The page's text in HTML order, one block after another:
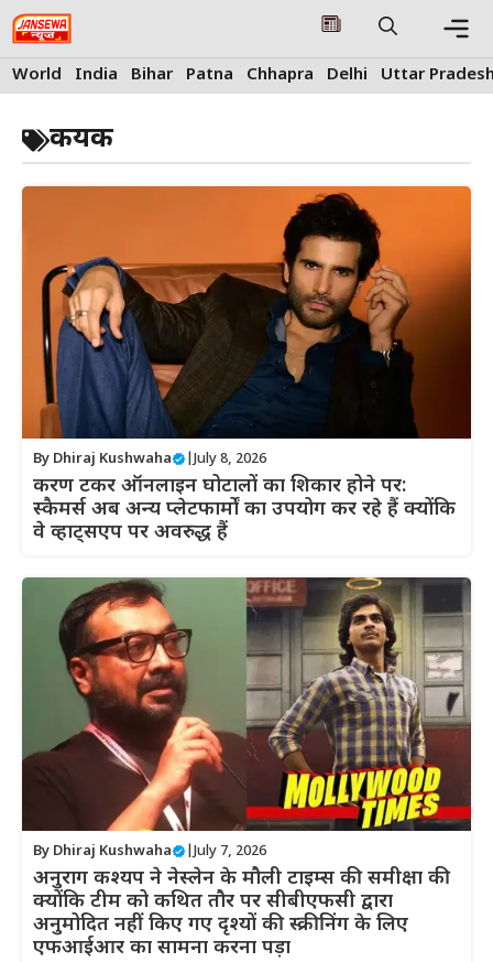
Skip
to
content
World India Bihar Patna Chhapra Delhi Uttar
कयक
By Dhiraj Kushwaha July 8, 2026
करण टकर ऑनलाइन घोटालों का शिकार होने पर:
स्कैमर्स अब अन्य प्लेटफार्मों का उपयोग कर रहे हैं क्योंकि
वे व्हाट्सएप पर अवरुद्ध हैं
By Dhiraj Kushwaha July 7, 2026
अनुराग कश्यप ने नेस्लेन के मौली टाइम्स की समीक्षा की
क्योंकि टीम को कथित तौर पर सीबीएफसी द्वारा
अनुमोदित नहीं किए गए दृश्यों की स्क्रीनिंग के लिए
एफआईआर का सामना करना पड़ा